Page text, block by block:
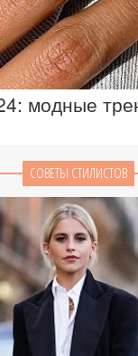
модные
СОВЕТЫ СТИЛИСТОВ